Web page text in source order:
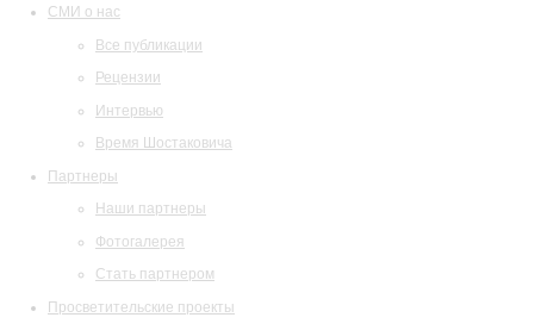
СМИ о нас
Все публикации
Рецензии
Интервью
Время Шостаковича
Партнеры
Наши партнеры
Фотогалерея
Стать партнером
Просветительские проекты